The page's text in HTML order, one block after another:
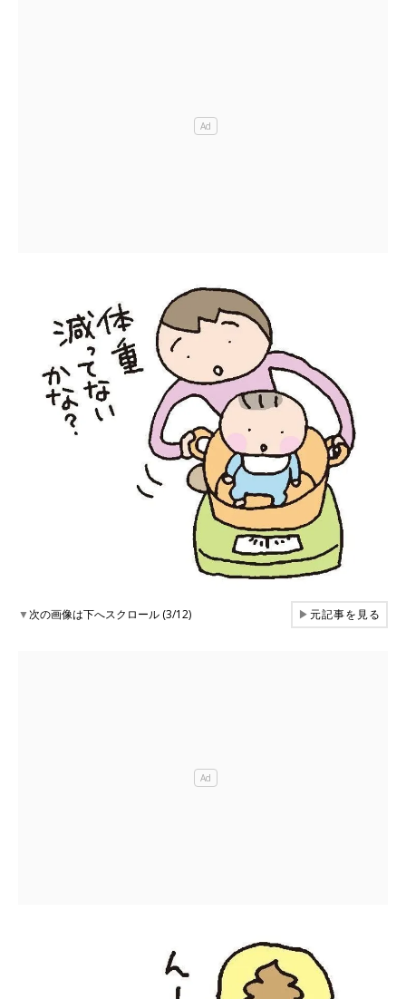
▼次の画像は下へスクロール (3/12) ▶元記事を見る